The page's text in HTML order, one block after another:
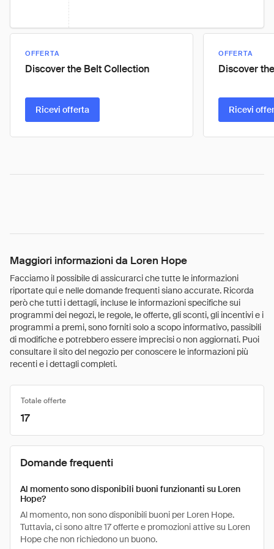
OFFERTA
Discover the Belt Collection
Ricevi offerta
OFFERTA
Discover
Ricevi
Maggiori informazioni da Loren Hope
Facciamo il possibile di assicurarci che tutte le informazioni
riportate qui e nelle domande frequenti siano accurate. Ricorda
però che tutti i dettagli, incluse le informazioni specifiche sui
programmi dei negozi, le regole, le offerte, gli sconti, gli incentivi e i
programmi a premi, sono forniti solo a scopo informativo, passibili
di modifiche e potrebbero essere imprecisi o non aggiornati. Puoi
consultare il sito del negozio per conoscere le informazioni più
recenti e i dettagli completi.
Totale offerte
17
Domande frequenti
Al momento sono disponibili buoni funzionanti su Loren
Hope?
Al momento, non sono disponibili buoni per Loren Hope.
Tuttavia, ci sono altre 17 offerte e promozioni attive su Loren
Hope che non richiedono un buono.